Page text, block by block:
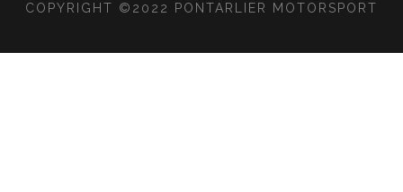
COPYRIGHT ©2022 PONTARLIER MOTORSPORT